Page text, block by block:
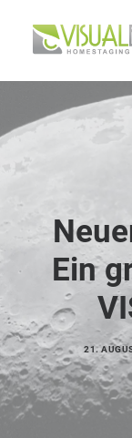
Kontakt
BOOK A
Ein
21.